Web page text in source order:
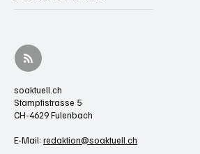
soaktuell.ch
Stampfistrasse 5
CH-4629 Fulenbach
E-Mail: redaktion@soaktuell.ch